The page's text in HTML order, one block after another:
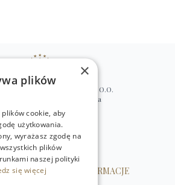
NATURAL PRODUCTS SP. Z O.O.
2, 00-193 Warszawa, Polska
+48 (22) 875 91 35
kontakt@w-natural.pl
sklepu internetowego
+48 798 349 435
INFORMACJE
×
plików
cookie, aby
użytkowania.
wyrażasz zgodę na
plików
naszej polityki
się więcej